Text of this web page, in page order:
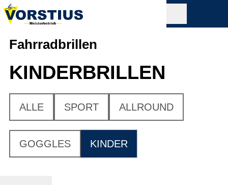
Fahrradbrillen
KINDER­BRILLEN
ALLE SPORT ALLROUND
GOGGLES KINDER